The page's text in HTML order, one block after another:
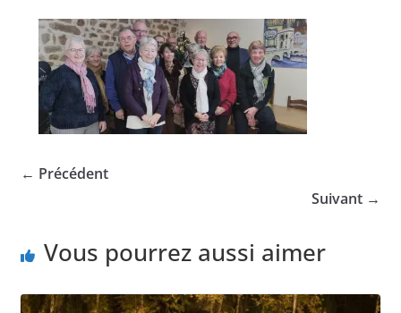
← Précédent
Suivant →
Vous pourrez aussi aimer